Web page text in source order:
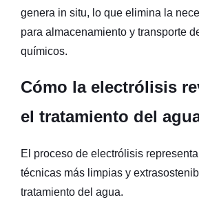
genera in situ, lo que elimina la
para almacenamiento y transporte
químicos.
Cómo la electrólisis
el tratamiento del
El proceso de electrólisis
técnicas más limpias y
tratamiento del agua.